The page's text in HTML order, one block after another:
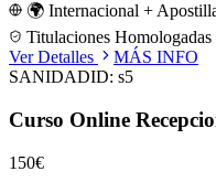
🌍 Internacional +
Titulaciones Homologadas
Ver Detalles
MÁS INFO
SANIDADID: s5
Curso Online
150€